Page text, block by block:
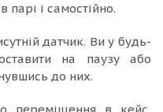
і самостійно.
датчик. Ви у будь-
на паузу або
до них.